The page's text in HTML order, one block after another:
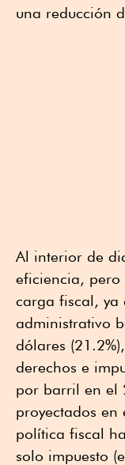
una reducción
Al interior de
eficiencia, pero
carga fiscal, ya
administrativo
dólares
derechos e
por barril en el
proyectados
política fiscal
solo impuesto